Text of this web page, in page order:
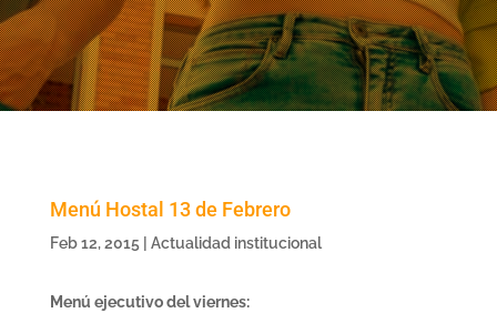
Menú Hostal 13 de Febrero
Feb 12, 2015| Actualidad institucional
Menú ejecutivo del viernes: